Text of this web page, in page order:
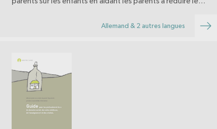
Allemand & 2 autres langues